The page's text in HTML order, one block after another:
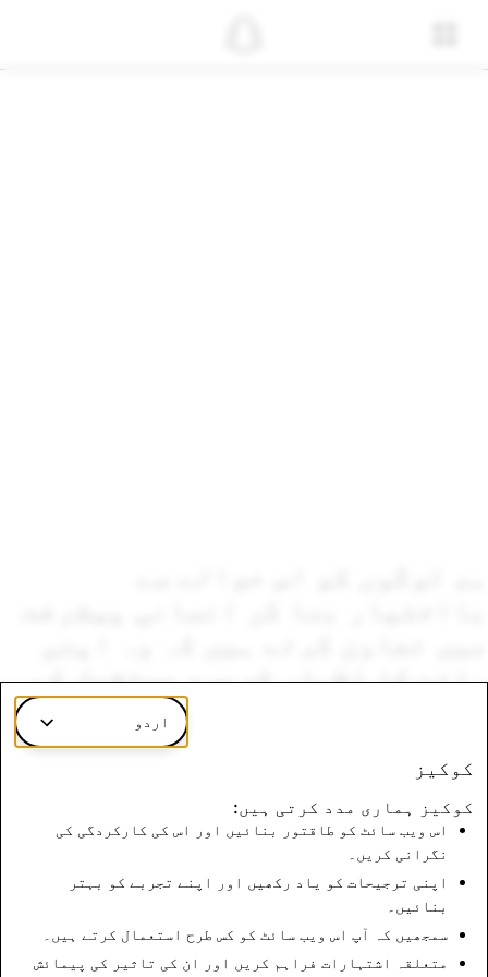
رائے کا اظہار کریں، مستقبل کی
ہر فکر سے آزاد ہوں، دنیا کے
بارے میں جانیں، اور مل کر لطف
اٹھائیں۔
اردو
کوکیز
کوکیز ہماری مدد کرتی ہیں:
اس ویب سائٹ کو طاقتور بنائیں اور اس کی کارکردگی کی
نگرانی کریں۔
اپنی ترجیحات کو یاد رکھیں اور اپنے تجربے کو بہتر
بنائیں۔
سمجھیں کہ آپ اس ویب سائٹ کو کس طرح استعمال کرتے ہیں۔
متعلقہ اشتہارات فراہم کریں اور ان کی تاثیر کی پیمائش